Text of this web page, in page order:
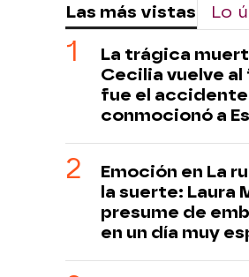
Las más vistas Lo
La trágica
Cecilia vuelve
fue el
conmocionó a
Emoción en La
la suerte: Laura
presume de
en un día muy